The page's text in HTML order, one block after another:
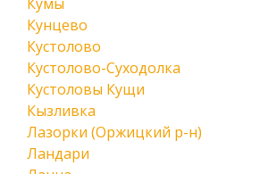
Кунцево
Кустолово
Кустолово-Суходолка
Кустоловы Кущи
Кызливка
Лазорки (Оржицкий р-н)
Ландари